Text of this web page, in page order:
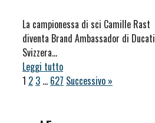
La campionessa di sci Camille Rast
diventa Brand Ambassador di Ducati
Svizzera…
Leggi tutto
1 2 3 … 627 Successivo »